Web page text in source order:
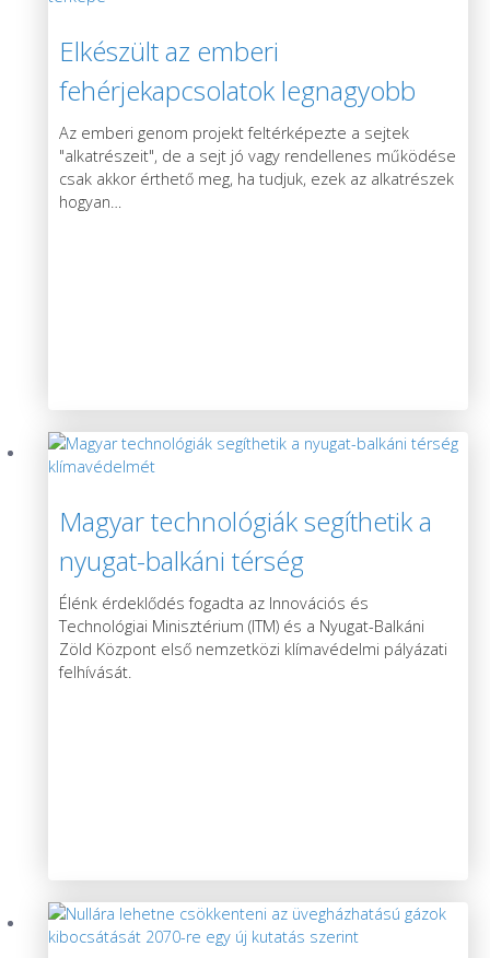
Elkészült az emberi
fehérjekapcsolatok legnagyobb
térképe
Az emberi genom projekt feltérképezte a sejtek
"alkatrészeit", de a sejt jó vagy rendellenes működése
csak akkor érthető meg, ha tudjuk, ezek az alkatrészek
hogyan…
Magyar technológiák segíthetik a
nyugat-balkáni térség
klímavédelmét
Élénk érdeklődés fogadta az Innovációs és
Technológiai Minisztérium (ITM) és a Nyugat-Balkáni
Zöld Központ első nemzetközi klímavédelmi pályázati
felhívását.